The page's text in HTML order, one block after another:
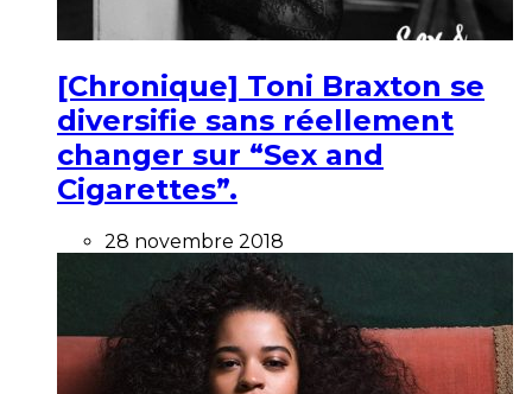
[Chronique] Toni Braxton se
diversifie sans réellement
changer sur “Sex and
Cigarettes”.
28 novembre 2018